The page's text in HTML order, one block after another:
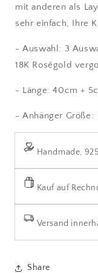
mit anderen als
sehr einfach, Ihre
- Auswahl: 3
18K Roségold
- Länge: 40cm +
- Anhänger
Handmade,
Kauf auf
Versand
Share